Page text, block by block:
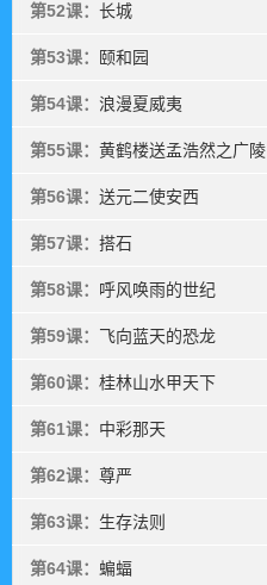
第52课： 长城
第53课： 颐和园
第54课： 浪漫夏威夷
第55课： 黄鹤楼送孟浩然之广陵
第56课： 送元二使安西
第57课： 搭石
第58课： 呼风唤雨的世纪
第59课： 飞向蓝天的恐龙
第60课： 桂林山水甲天下
第61课： 中彩那天
第62课： 尊严
第63课： 生存法则
第64课： 蝙蝠